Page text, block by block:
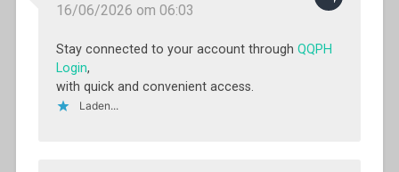
16/06/2026 om 06:03
Stay connected to your account through QQPH
Login,
with quick and convenient access.
Laden...